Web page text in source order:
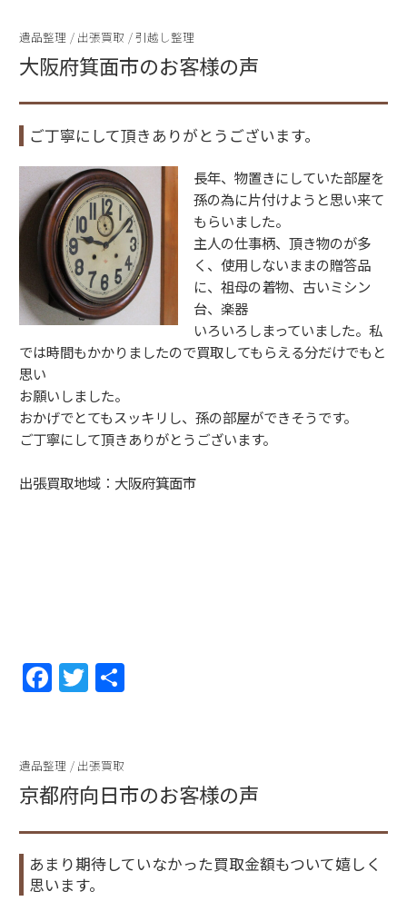
e
b
o
o
k
er
遺品整理 / 出張買取 /引越し整理
大阪府箕面市のお客様の声
ご丁寧にして頂きありがとうございます。
長年、物置きにしていた部屋を
孫の為に片付けようと思い来て
もらいました。
主人の仕事柄、頂き物のが多
く、使用しないままの贈答品
に、祖母の着物、古いミシン
台、楽器
いろいろしまっていました。私
では時間もかかりましたので買取してもらえる分だけでもと
思い
お願いしました。
おかげでとてもスッキリし、孫の部屋ができそうです。
ご丁寧にして頂きありがとうございます。
出張買取地域：大阪府箕面市
F
a
e
b
o
o
k
T
w
er
遺品整理 / 出張買取
京都府向日市のお客様の声
あまり期待していなかった買取金額もついて嬉しく
思います。